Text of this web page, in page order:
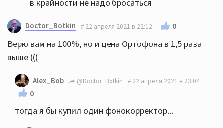
в крайности не надо бросаться
Doctor_Botkin 22 апреля 2021 в 22:12 0
Верю вам на 100%, но и цена Ортофона в 1,5 раза
выше (((
Alex_Bob @Doctor_Botkin 22 апреля 2021 в 23:04
0
тогда я бы купил один фонокорректор...